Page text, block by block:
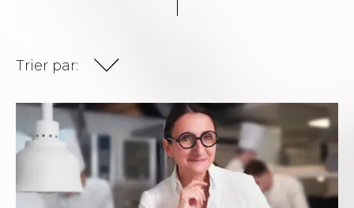
Trier par:
International